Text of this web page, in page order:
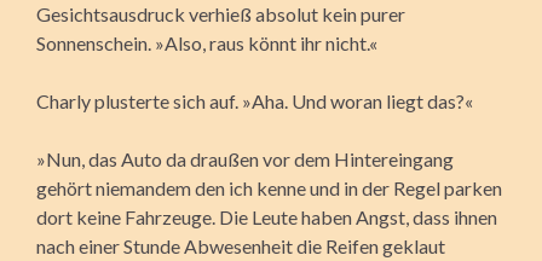
Gesichtsausdruck verhieß absolut kein purer
Sonnenschein. »Also, raus könnt ihr nicht.«
Charly plusterte sich auf. »Aha. Und woran liegt das?«
»Nun, das Auto da draußen vor dem Hintereingang
gehört niemandem den ich kenne und in der Regel parken
dort keine Fahrzeuge. Die Leute haben Angst, dass ihnen
nach einer Stunde Abwesenheit die Reifen geklaut